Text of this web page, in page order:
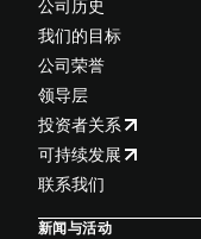
公司历史
我们的目标
公司荣誉
领导层
投资者关系
可持续发展
联系我们
新闻与活动